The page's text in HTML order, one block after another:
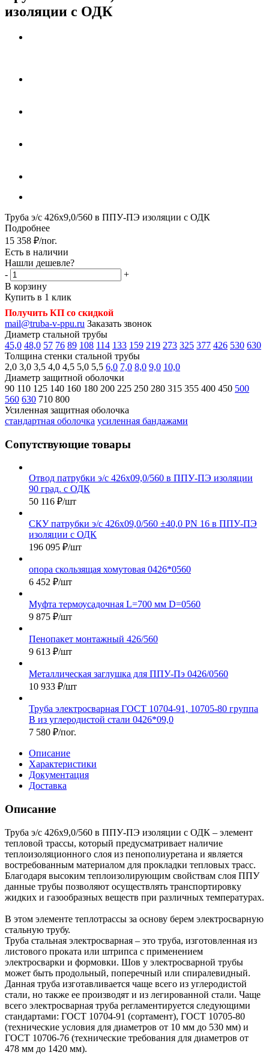
изоляции с ОДК
Труба э/с 426х9,0/560 в ППУ-ПЭ изоляции с ОДК
Подробнее
15 358 ₽/пог.
Есть в наличии
Нашли дешевле?
-
+
В корзину
Купить в 1 клик
Получить КП со скидкой
mail@truba-v-ppu.ru Заказать звонок
Диаметр стальной трубы
45,0 48,0 57 76 89 108 114 133 159 219 273 325 377 426 530 630
Толщина стенки стальной трубы
2,0 3,0 3,5 4,0 4,5 5,0 5,5 6,0 7,0 8,0 9,0 10,0
Диаметр защитной оболочки
90 110 125 140 160 180 200 225 250 280 315 355 400 450 500
560 630 710 800
Усиленная защитная оболочка
стандартная оболочка усиленная бандажами
Сопутствующие товары
Отвод патрубки э/с 426х09,0/560 в ППУ-ПЭ изоляции
90 град. с ОДК
50 116 ₽/шт
СКУ патрубки э/с 426х09,0/560 ±40,0 PN 16 в ППУ-ПЭ
изоляции с ОДК
196 095 ₽/шт
опора скользящая хомутовая 0426*0560
6 452 ₽/шт
Муфта термоусадочная L=700 мм D=0560
9 875 ₽/шт
Пенопакет монтажный 426/560
9 613 ₽/шт
Металлическая заглушка для ППУ-Пэ 0426/0560
10 933 ₽/шт
Труба электросварная ГОСТ 10704-91, 10705-80 группа
В из углеродистой стали 0426*09,0
7 580 ₽/пог.
Описание
Характеристики
Документация
Доставка
Описание
Труба э/с 426х9,0/560 в ППУ-ПЭ изоляции с ОДК – элемент
тепловой трассы, который предусматривает наличие
теплоизоляционного слоя из пенополиуретана и является
востребованным материалом для прокладки тепловых трасс.
Благодаря высоким теплоизолирующим свойствам слоя ППУ
данные трубы позволяют осуществлять транспортировку
жидких и газообразных веществ при различных температурах.
В этом элементе теплотрассы за основу берем электросварную
стальную трубу.
Труба стальная электросварная – это труба, изготовленная из
листового проката или штрипса с применением
электросварки и формовки. Шов у электросварной трубы
может быть продольный, поперечный или спиралевидный.
Данная труба изготавливается чаще всего из углеродистой
стали, но также ее производят и из легированной стали. Чаще
всего электросварная труба регламентируется следующими
стандартами: ГОСТ 10704-91 (сортамент), ГОСТ 10705-80
(технические условия для диаметров от 10 мм до 530 мм) и
ГОСТ 10706-76 (технические требования для диаметров от
478 мм до 1420 мм).